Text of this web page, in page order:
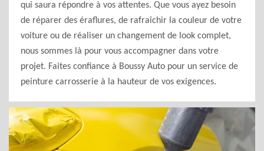
qui saura répondre à vos attentes. Que vous ayez besoin
de réparer des éraflures, de rafraîchir la couleur de votre
voiture ou de réaliser un changement de look complet,
nous sommes là pour vous accompagner dans votre
projet. Faites confiance à Boussy Auto pour un service de
peinture carrosserie à la hauteur de vos exigences.